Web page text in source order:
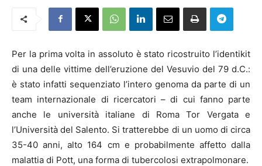
Per la prima volta in assoluto è stato ricostruito l’identikit
di una delle vittime dell’eruzione del Vesuvio del 79 d.C.:
è stato infatti sequenziato l’intero genoma da parte di un
team internazionale di ricercatori – di cui fanno parte
anche le università italiane di Roma Tor Vergata e
l’Università del Salento. Si tratterebbe di un uomo di circa
35-40 anni, alto 164 cm e probabilmente affetto dalla
malattia di Pott, una forma di tubercolosi extrapolmonare.